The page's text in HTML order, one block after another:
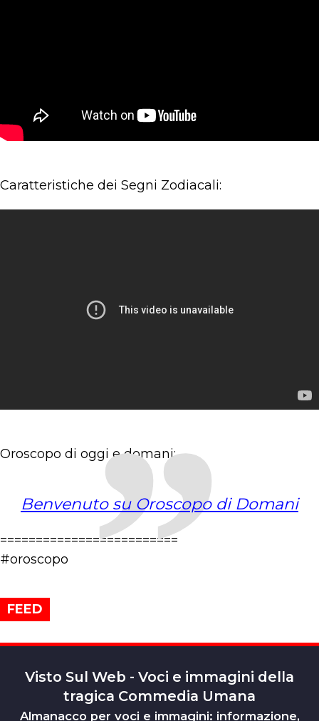
Caratteristiche dei Segni Zodiacali:
Oroscopo di oggi e domani:
Benvenuto su Oroscopo di Domani
=========================
#oroscopo
FEED
Visto Sul Web - Voci e immagini della
tragica Commedia Umana
Almanacco per voci e immagini: informazione,